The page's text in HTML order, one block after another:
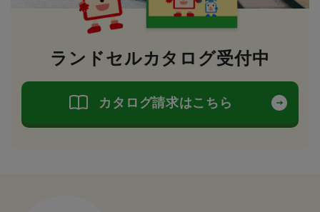
ランドセルカタログ受付中
カタログ請求はこちら